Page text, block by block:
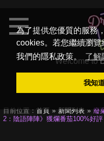
為了提供您優質的服務
cookies。若您繼續瀏
我們的隱私政策。
了解
我知
Welcome to
目前位置： 首頁 新聞列表
廢
2：陰語陣陣》獲爛番茄100%好評